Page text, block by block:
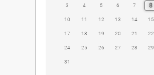
3 4 5 6 7 8
10 11 12 13 14 15
17 18 19 20 21 22
24 25 26 27 28 29
31